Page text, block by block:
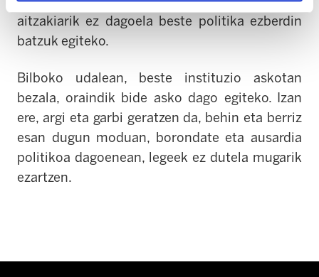
aitzakiarik ez dagoela beste politika ezberdin
batzuk egiteko.
Bilboko udalean, beste instituzio askotan
bezala, oraindik bide asko dago egiteko. Izan
ere, argi eta garbi geratzen da, behin eta berriz
esan dugun moduan, borondate eta ausardia
politikoa dagoenean, legeek ez dutela mugarik
ezartzen.